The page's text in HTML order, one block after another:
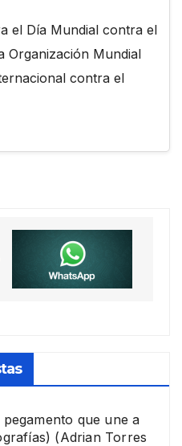
el Día Mundial contra el
Organización Mundial
contra el
que une a
(Adrian Torres